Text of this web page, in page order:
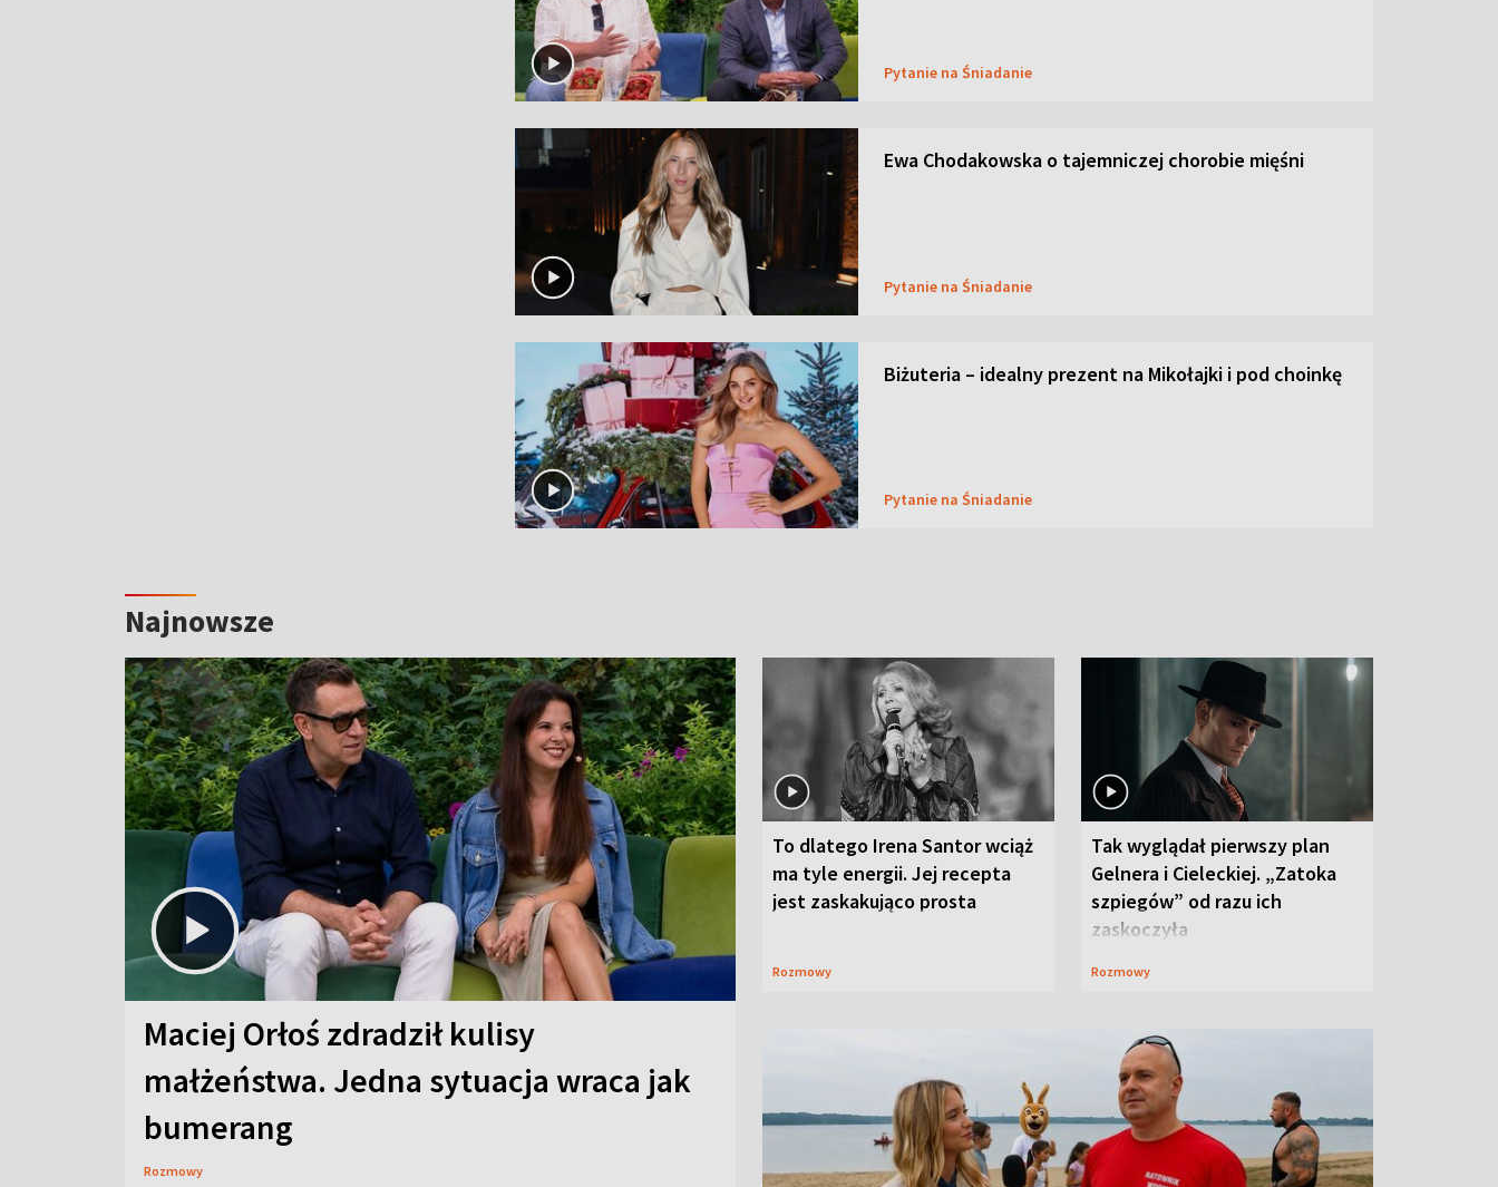
Pytanie na Śniadanie
Ewa Chodakowska o tajemniczej chorobie mięśni
Pytanie na Śniadanie
Biżuteria – idealny prezent na Mikołajki i pod choinkę
Pytanie na Śniadanie
Najnowsze
Maciej Orłoś zdradził kulisy
małżeństwa. Jedna sytuacja wraca jak
bumerang
Rozmowy
To dlatego Irena Santor wciąż
ma tyle energii. Jej recepta
jest zaskakująco prosta
Rozmowy
Tak wyglądał pierwszy plan
Gelnera i Cieleckiej. „Zatoka
szpiegów” od razu ich
zaskoczyła
Rozmowy